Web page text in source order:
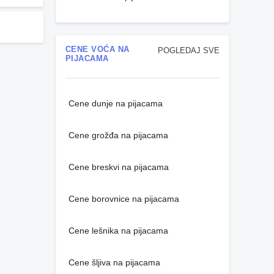
POGLEDAJ SVE
CENE VOĆA NA
PIJACAMA
Cene dunje na pijacama
Cene grožđa na pijacama
Cene breskvi na pijacama
Cene borovnice na pijacama
Cene lešnika na pijacama
Cene šljiva na pijacama